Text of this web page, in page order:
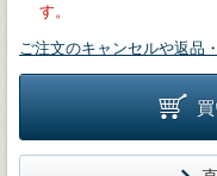
す。
ご注文のキャンセルや返品